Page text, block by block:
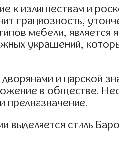
к излишествам и
грациозность,
мебели, является
украшений,
и царской
в обществе.
предназначение.
стиль